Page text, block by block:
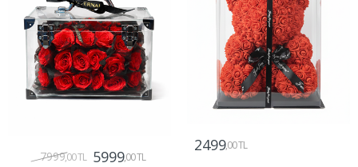
7999,00 TL 5999,00 TL
2499,00 TL